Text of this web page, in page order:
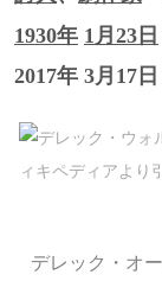
1930年 1月23日
2017年 3月17
デレック・オ